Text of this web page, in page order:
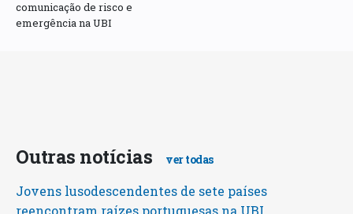
comunicação de risco e
emergência na UBI
Outras notícias ver todas
Jovens lusodescendentes de sete países